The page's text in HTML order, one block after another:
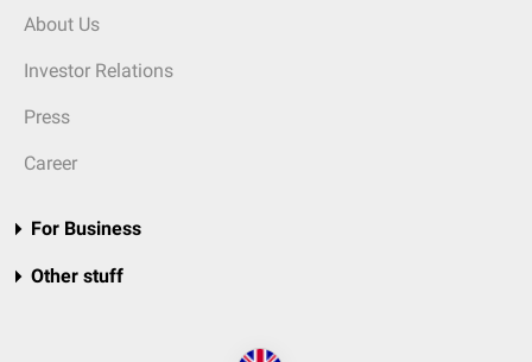
About Us
Investor Relations
Press
Career
For Business
Other stuff